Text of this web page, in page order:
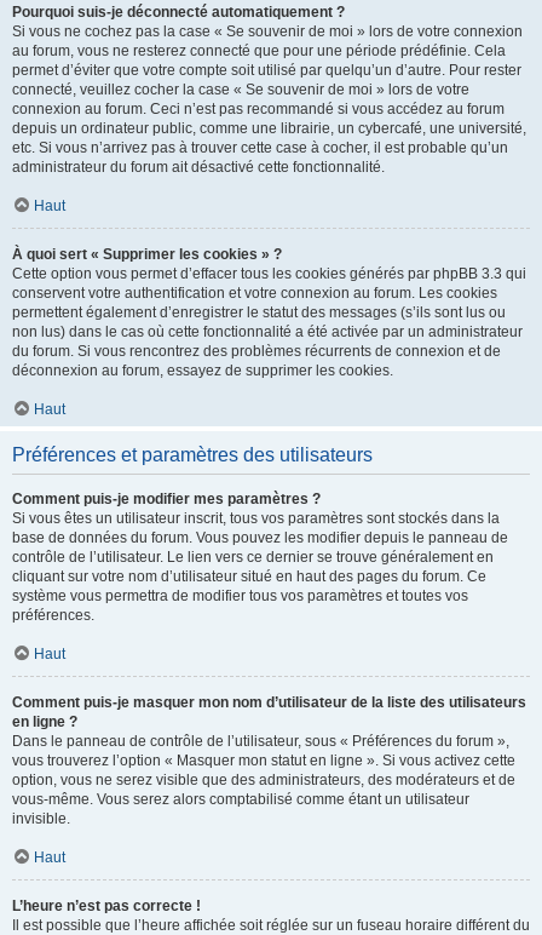
Pourquoi suis-je déconnecté automatiquement ?
Si vous ne cochez pas la case « Se souvenir de moi » lors de votre connexion
au forum, vous ne resterez connecté que pour une période prédéfinie. Cela
permet d’éviter que votre compte soit utilisé par quelqu’un d’autre. Pour rester
connecté, veuillez cocher la case « Se souvenir de moi » lors de votre
connexion au forum. Ceci n’est pas recommandé si vous accédez au forum
depuis un ordinateur public, comme une librairie, un cybercafé, une université,
etc. Si vous n’arrivez pas à trouver cette case à cocher, il est probable qu’un
administrateur du forum ait désactivé cette fonctionnalité.
Haut
À quoi sert « Supprimer les cookies » ?
Cette option vous permet d’effacer tous les cookies générés par phpBB 3.3 qui
conservent votre authentification et votre connexion au forum. Les cookies
permettent également d’enregistrer le statut des messages (s’ils sont lus ou
non lus) dans le cas où cette fonctionnalité a été activée par un administrateur
du forum. Si vous rencontrez des problèmes récurrents de connexion et de
déconnexion au forum, essayez de supprimer les cookies.
Haut
Préférences et paramètres des utilisateurs
Comment puis-je modifier mes paramètres ?
Si vous êtes un utilisateur inscrit, tous vos paramètres sont stockés dans la
base de données du forum. Vous pouvez les modifier depuis le panneau de
contrôle de l’utilisateur. Le lien vers ce dernier se trouve généralement en
cliquant sur votre nom d’utilisateur situé en haut des pages du forum. Ce
système vous permettra de modifier tous vos paramètres et toutes vos
préférences.
Haut
Comment puis-je masquer mon nom d’utilisateur de la liste des utilisateurs
en ligne ?
Dans le panneau de contrôle de l’utilisateur, sous « Préférences du forum »,
vous trouverez l’option « Masquer mon statut en ligne ». Si vous activez cette
option, vous ne serez visible que des administrateurs, des modérateurs et de
vous-même. Vous serez alors comptabilisé comme étant un utilisateur
invisible.
Haut
L’heure n’est pas correcte !
Il est possible que l’heure affichée soit réglée sur un fuseau horaire différent du